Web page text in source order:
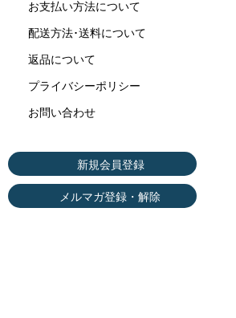
お支払い方法について
配送方法･送料について
返品について
プライバシーポリシー
お問い合わせ
新規会員登録
メルマガ登録・解除